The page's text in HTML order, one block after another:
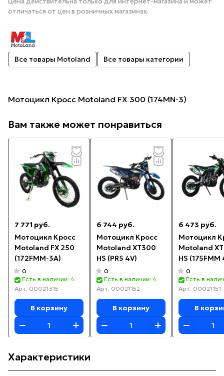
отличаться от цен в розничных магазинах.
Все товары Motoland Все товары категории
Мотоцикл Кросс Motoland FX 300 (174MN-3)
Вам также может понравиться
7 771 руб.
Мотоцикл Кросс
Motoland FX 250
(172FMM-3A)
0
Есть в наличии: 4
Арт. 00021315
В корзину
6 744 руб.
Мотоцикл Кросс
Motoland XT300
HS (PR5 4V)
0
Есть в наличии: 4
Арт. 00021152
В корзину
6 473 руб.
Мотоцикл
Motoland
HS (175FMM
зеленый
0
Есть в
Арт. 00021151
В
Характеристики